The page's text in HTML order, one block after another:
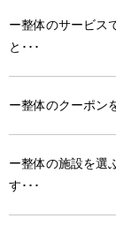
ー整体のサービス
と･･･
ー整体のクーポン
ー整体の施設を選
す･･･